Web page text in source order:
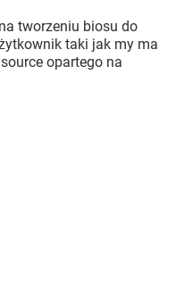
tworzeniu biosu do
taki jak my ma
opartego na